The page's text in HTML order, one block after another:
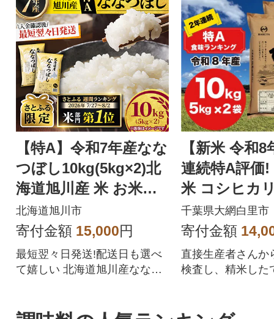
【特A】令和7年産なな
つぼし10kg(5kg×2)北
海道旭川産 米 お米
【さとふる限定】_059
57
北海道旭川市
寄付金額 15,000円
最短翌々日発送!配送日も選べ
て嬉しい 北海道旭川産ななつ
【新米 令和
連続特A評価!
米 コシヒカ
kg ×2袋)
千葉県大網白里市
寄付金額
直接生産者さんか
検査し、精米した